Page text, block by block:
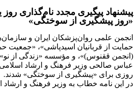
پیشنهاد پیگیری مجدد نام‌گذاری
«روز پیشگیری از سوختگی»
انجمن علمی روان‌پزشکان ایران و
حمایت از قربانیان اسیدپاشی»، «جمعیت
(انجمن ققنوس)»، و مؤسسه «زندگی از نو»
عباس صالحی وزیر فرهنگ و ارشاد اسلامی
روزی برای «پیشگیری از سوختگی» شدند.
در این نامه خطاب به وزیر فرهنگ و ارشاد